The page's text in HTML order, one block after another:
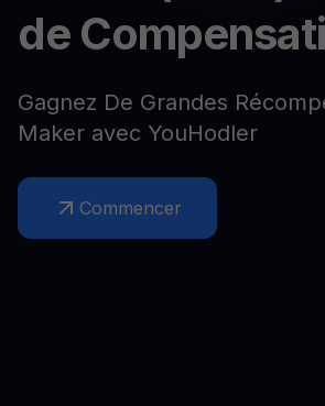
de
Gagnez De Grandes
Maker avec YouHodler
Commencer